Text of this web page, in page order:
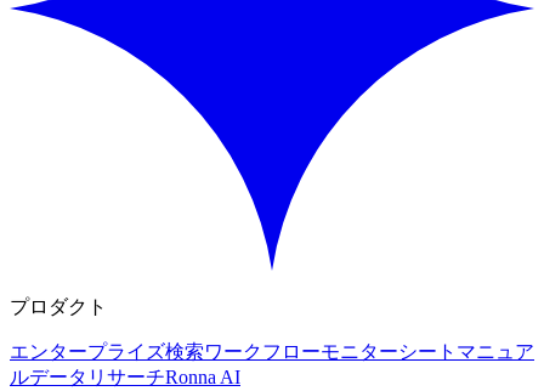
プロダクト
エンタープライズ検索ワークフローモニターシート マニュア
ルデータリサーチRonna AI